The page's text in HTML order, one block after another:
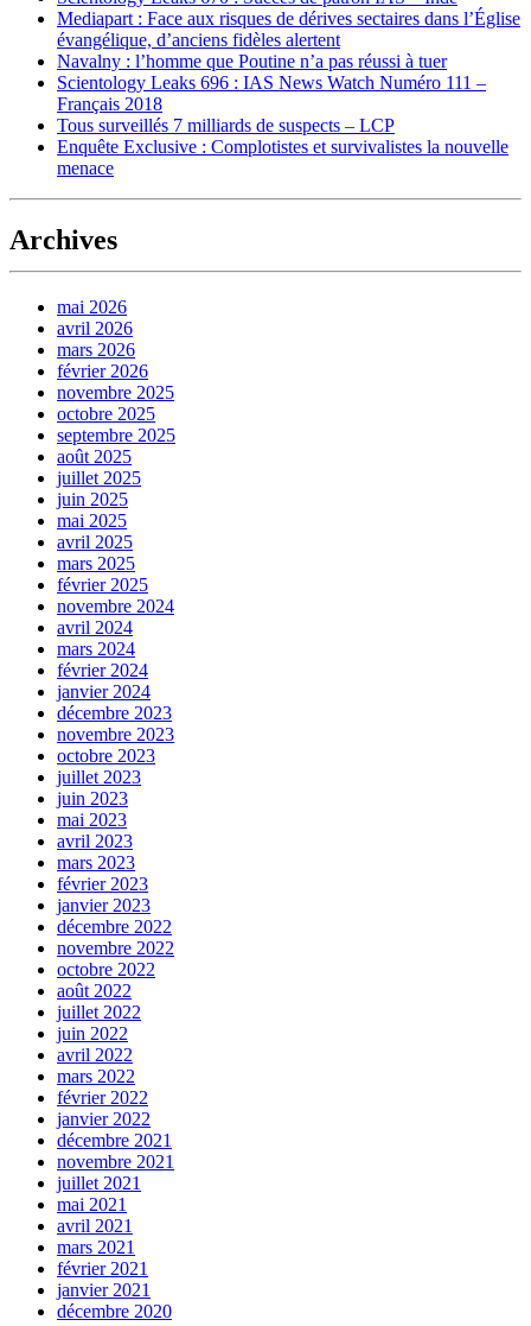
Mediapart : Face aux risques de dérives sectaires dans l’Église
évangélique, d’anciens fidèles alertent
Navalny : l’homme que Poutine n’a pas réussi à tuer
Scientology Leaks 696 : IAS News Watch Numéro 111 –
Français 2018
Tous surveillés 7 milliards de suspects – LCP
Enquête Exclusive : Complotistes et survivalistes la nouvelle
menace
Archives
mai 2026
avril 2026
mars 2026
février 2026
novembre 2025
octobre 2025
septembre 2025
août 2025
juillet 2025
juin 2025
mai 2025
avril 2025
mars 2025
février 2025
novembre 2024
avril 2024
mars 2024
février 2024
janvier 2024
décembre 2023
novembre 2023
octobre 2023
juillet 2023
juin 2023
mai 2023
avril 2023
mars 2023
février 2023
janvier 2023
décembre 2022
novembre 2022
octobre 2022
août 2022
juillet 2022
juin 2022
avril 2022
mars 2022
février 2022
janvier 2022
décembre 2021
novembre 2021
juillet 2021
mai 2021
avril 2021
mars 2021
février 2021
janvier 2021
décembre 2020